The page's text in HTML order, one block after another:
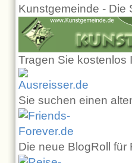
Kunstgemeinde - Die
Tragen Sie kostenlos
Sie suchen einen
Die neue BlogRoll für